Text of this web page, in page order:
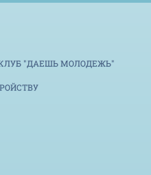
"ДАЕШЬ МОЛОДЕЖЬ"